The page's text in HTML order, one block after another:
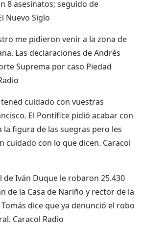
8 asesinatos; seguido de
Nuevo Siglo
me pidieron venir a la zona de
Las declaraciones de Andrés
Suprema por caso Piedad
cuidado con vuestras
El Pontífice pidió acabar con
la figura de las suegras pero les
cuidado con lo que dicen. Caracol
de Iván Duque le robaron 25.430
de la Casa de Nariño y rector de la
dice que ya denunció el robo
Caracol Radio